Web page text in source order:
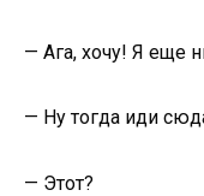
— Ага, хочу! Я еще
— Ну тогда иди
— Этот?